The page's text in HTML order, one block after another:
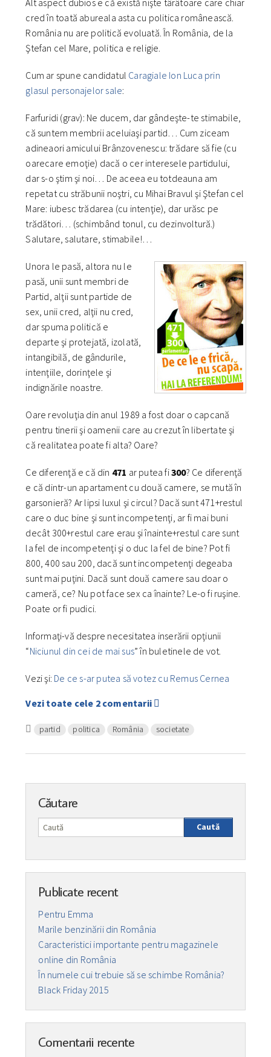
cred în toată abureala asta cu politica românească.
România nu are politică evoluată. În România, de la
Ştefan cel Mare, politica e religie.
Cum ar spune candidatul Caragiale Ion Luca prin
glasul personajelor sale:
Farfuridi (grav): Ne ducem, dar gândeşte-te stimabile,
că suntem membrii aceluiaşi partid… Cum ziceam
adineaori amicului Brânzovenescu: trădare să fie (cu
oarecare emoţie) dacă o cer interesele partidului,
dar s-o ştim şi noi… De aceea eu totdeauna am
repetat cu străbunii noştri, cu Mihai Bravul şi Ştefan cel
Mare: iubesc trădarea (cu intenţie), dar urăsc pe
trădători… (schimbând tonul, cu dezinvoltură.)
Salutare, salutare, stimabile!…
Unora le pasă, altora nu le
pasă, unii sunt membri de
Partid, alţii sunt partide de
sex, unii cred, alţii nu cred,
dar spuma politică e
departe şi protejată, izolată,
intangibilă, de gândurile,
intenţiile, dorinţele şi
indignările noastre.
Oare revoluţia din anul 1989 a fost doar o capcană
pentru tinerii şi oamenii care au crezut în libertate şi
că realitatea poate fi alta? Oare?
Ce diferenţă e că din 471 ar putea fi300? Ce diferenţă
e că dintr-un apartament cu două camere, se mută în
garsonieră? Ar lipsi luxul şi circul? Dacă sunt 471+restul
care o duc bine şi sunt incompetenţi, ar fi mai buni
decât 300+restul care erau şi înainte+restul care sunt
la fel de incompetenţi şi o duc la fel de bine? Pot fi
800, 400 sau 200, dacă sunt incompetenţi degeaba
sunt mai puţini. Dacă sunt două camere sau doar o
cameră, ce? Nu pot face sex ca înainte? Le-o fi ruşine.
Poate or fi pudici.
Informaţi-vă despre necesitatea inserării opţiunii
“Niciunul din cei de mai sus” în buletinele de vot.
Vezi şi: De ce s-ar putea să votez cu Remus Cernea
Vezi toate cele 2 comentarii
partid politica România societate
Căutare
Caută
Publicate recent
Pentru Emma
Marile benzinării din România
Caracteristici importante pentru magazinele
online din România
În numele cui trebuie să se schimbe România?
Black Friday 2015
Comentarii recente